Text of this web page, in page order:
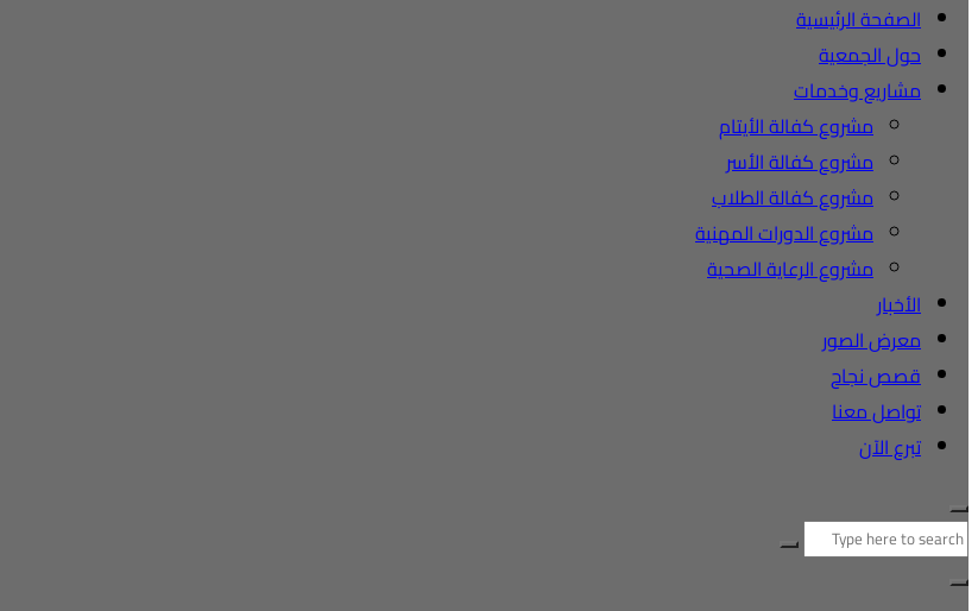
الصفحة الرئيسية
حول الجمعية
مشاريع وخدمات
مشروع كفالة الأيتام
مشروع كفالة الأسر
مشروع كفالة الطلاب
مشروع الدورات المهنية
مشروع الرعاية الصحية
الأخبار
معرض الصور
قصص نجاح
تواصل معنا
تبرع الآن
البحث
عن: